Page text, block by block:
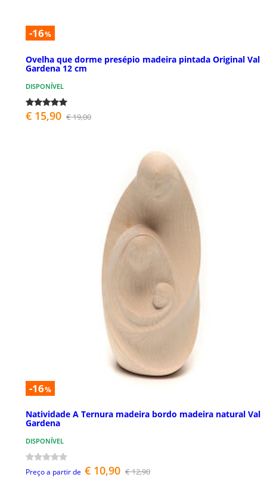
-16%
Ovelha que dorme presépio madeira pintada Original Val
Gardena 12 cm
DISPONÍVEL
€ 15,90 € 19,00
-16%
Natividade A Ternura madeira bordo madeira natural Val
Gardena
DISPONÍVEL
Preço a partir de € 10,90 € 12,90